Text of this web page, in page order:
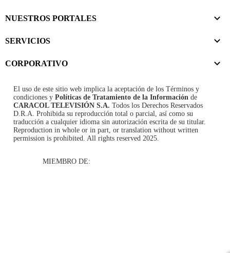
NUESTROS PORTALES
SERVICIOS
CORPORATIVO
El uso de este sitio web implica la aceptación de los Términos y
condiciones y Políticas de Tratamiento de la Información de
CARACOL TELEVISIÓN S.A. Todos los Derechos Reservados
D.R.A. Prohibida su reproducción total o parcial, así como su
traducción a cualquier idioma sin autorización escrita de su titular.
Reproduction in whole or in part, or translation without written
permission is prohibited. All rights reserved 2025.
MIEMBRO DE: